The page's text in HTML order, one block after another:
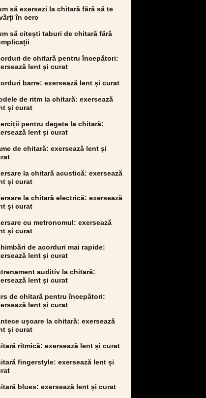
să exersezi la chitară fără să te
în cerc
să citești taburi de chitară fără
de chitară pentru începători:
lent și curat
barre: exersează lent și curat
de ritm la chitară: exersează
și curat
pentru degete la chitară:
lent și curat
de chitară: exersează lent și
la chitară acustică: exersează
și curat
la chitară electrică: exersează
și curat
cu metronomul: exersează
și curat
de acorduri mai rapide:
lent și curat
auditiv la chitară:
lent și curat
de chitară pentru începători:
lent și curat
ușoare la chitară: exersează
și curat
ritmică: exersează lent și curat
fingerstyle: exersează lent și
blues: exersează lent și curat